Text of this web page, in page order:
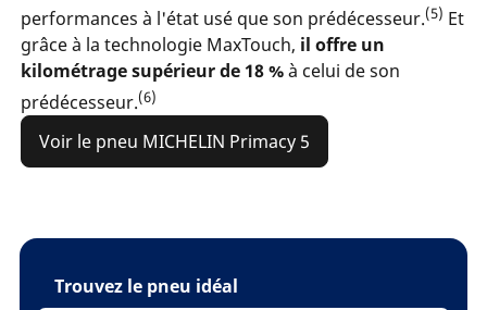
performances à l'état usé que son prédécesseur.(5) Et
grâce à la technologie MaxTouch, il offre un
kilométrage supérieur de 18 %à celui de son
prédécesseur.(6)
Voir le pneu MICHELIN Primacy 5
Trouvez le pneu idéal